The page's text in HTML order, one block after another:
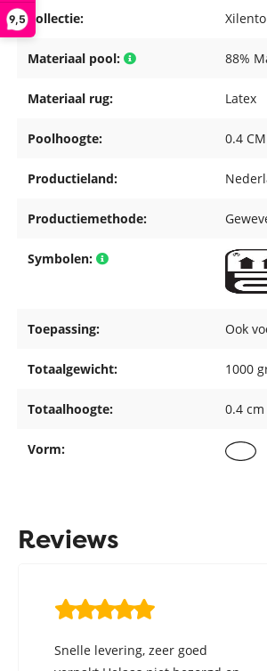
9,5 Collectie:
Materiaal pool: 88%
Materiaal rug: Latex
Poolhoogte: 0.4 CM
Productieland:
Productiemethode:
Symbolen:
Toepassing: Ook
Totaalgewicht: 1000
Totaalhoogte: 0.4 cm
Vorm:
Reviews
Snelle levering, zeer goed